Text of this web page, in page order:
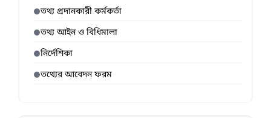
তথ্য প্রদানকারী কর্মকর্তা
তথ্য আইন ও বিধিমালা
নির্দেশিকা
তথ্যের আবেদন ফরম